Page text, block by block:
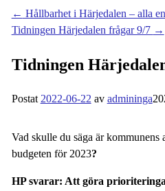
← Hållbarhet i Härjedalen – alla
Tidningen Härjedalen frågar 9/7 →
Tidningen
Postat 2022-06-22 av admininga
Vad skulle du säga är kommunens
budgeten för 2023?
HP svarar: Att göra